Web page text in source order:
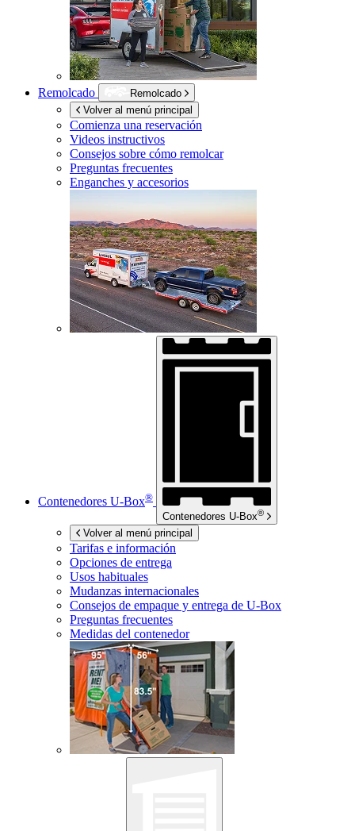
Remolcado
Remolcado
Volver al menú principal
Comienza una reservación
Videos instructivos
Consejos sobre cómo remolcar
Preguntas frecuentes
Enganches y accesorios
Contenedores U-Box®
Contenedores U-Box®
Volver al menú principal
Tarifas e información
Opciones de entrega
Usos habituales
Mudanzas internacionales
Consejos de empaque y entrega de U-Box
Preguntas frecuentes
Medidas del contenedor